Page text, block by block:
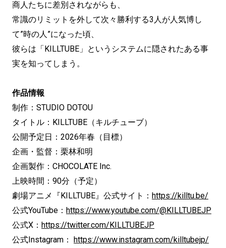
商人たちに差別されながらも、
常識のリミットを外して次々勝利する3人が人気博し
て”時の人”になった頃、
彼らは「KILLTUBE」というシステムに隠されたある事
実を知ってしまう。
作品情報
制作：STUDIO DOTOU
タイトル：KILLTUBE（キルチューブ）
公開予定日：2026年春（目標）
企画・監督：栗林和明
企画製作：CHOCOLATE Inc.
上映時間：90分（予定）
劇場アニメ『KILLTUBE』公式サイト： https://killtu.be/
公式YouTube： https://www.youtube.com/@KILLTUBEJP
公式X： https://twitter.com/KILLTUBEJP
公式Instagram： https://www.instagram.com/killtubejp/